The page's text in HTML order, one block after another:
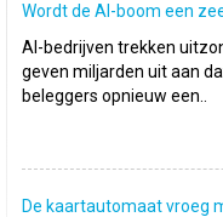
Wordt de AI-boom een
AI-bedrijven trekken
geven miljarden uit aan
beleggers opnieuw een..
De kaartautomaat vroeg